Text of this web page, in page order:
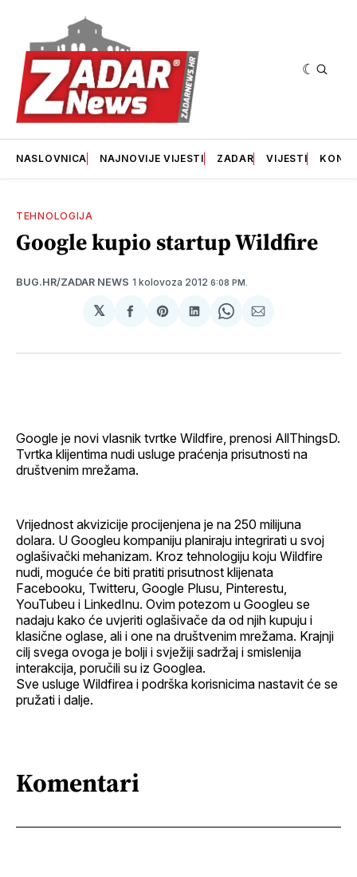
NASLOVNICA NAJNOVIJE VIJESTI ZADAR VIJESTI
TEHNOLOGIJA
Google kupio startup Wildfire
BUG.HR/ZADAR NEWS 1 kolovoza 2012 6:08 PM.
𝕏
podijeliSharepodijeliSharepodijeli
Google je novi vlasnik tvrtke Wildfire, prenosi AllThingsD.
Tvrtka klijentima nudi usluge praćenja prisutnosti na
društvenim mrežama.
Vrijednost akvizicije procijenjena je na 250 milijuna
dolara. U Googleu kompaniju planiraju integrirati u svoj
oglašivački mehanizam. Kroz tehnologiju koju Wildfire
nudi, moguće će biti pratiti prisutnost klijenata
Facebooku, Twitteru, Google Plusu, Pinterestu,
YouTubeu i LinkedInu. Ovim potezom u Googleu se
nadaju kako će uvjeriti oglašivače da od njih kupuju i
klasične oglase, ali i one na društvenim mrežama. Krajnji
cilj svega ovoga je bolji i svježiji sadržaj i smislenija
interakcija, poručili su iz Googlea.
Sve usluge Wildfirea i podrška korisnicima nastavit će se
pružati i dalje.
Komentari